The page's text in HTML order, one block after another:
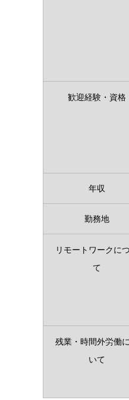
歓迎経験・資格
年収
勤務地
リモートワークに
て
残業・時間外労働
いて